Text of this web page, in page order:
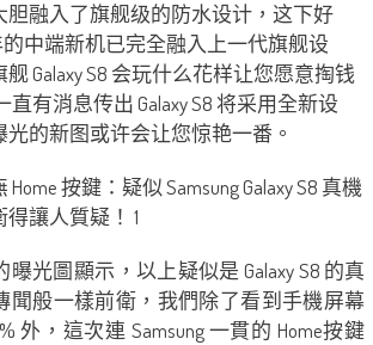
胆融入了旗舰级的防水设计，这下好
的中端新机已完全融入上一代旗舰设
Galaxy S8 会玩什么花样让您愿意掏钱
有消息传出 Galaxy S8 将采用全新设
的新图或许会让您惊艳一番。
光圖顯示，以上疑似是 Galaxy S8 的真
聞般一樣前衛，我們除了看到手機屏幕
外，這次連 Samsung 一貫的 Home按鍵